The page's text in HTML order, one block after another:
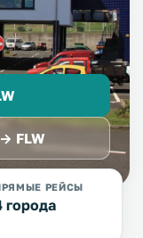
FLW
РЕЙСЫ
города